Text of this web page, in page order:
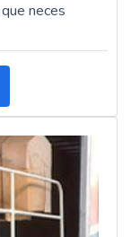
neces